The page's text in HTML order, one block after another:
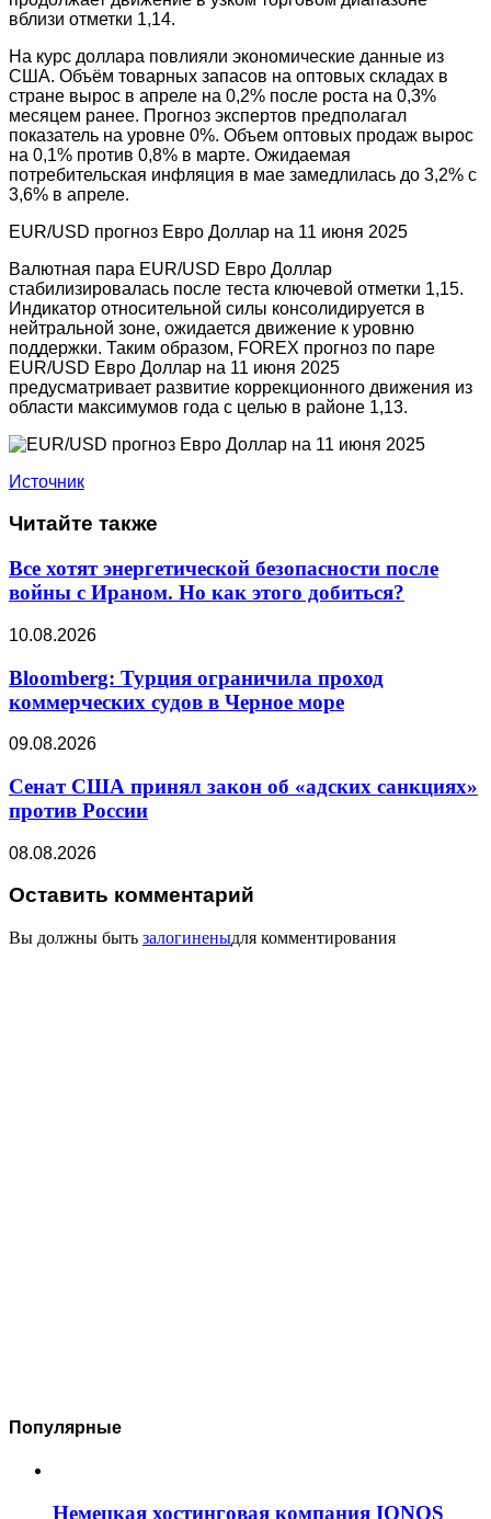
вблизи отметки 1,14.
На курс доллара повлияли экономические данные из
США. Объём товарных запасов на оптовых складах в
стране вырос в апреле на 0,2% после роста на 0,3%
месяцем ранее. Прогноз экспертов предполагал
показатель на уровне 0%. Объем оптовых продаж вырос
на 0,1% против 0,8% в марте. Ожидаемая
потребительская инфляция в мае замедлилась до 3,2% с
3,6% в апреле.
EUR/USD прогноз Евро Доллар на 11 июня 2025
Валютная пара EUR/USD Евро Доллар
стабилизировалась после теста ключевой отметки 1,15.
Индикатор относительной силы консолидируется в
нейтральной зоне, ожидается движение к уровню
поддержки. Таким образом, FOREX прогноз по паре
EUR/USD Евро Доллар на 11 июня 2025
предусматривает развитие коррекционного движения из
области максимумов года с целью в районе 1,13.
Источник
Читайте также
Все хотят энергетической безопасности после
войны с Ираном. Но как этого добиться?
10.08.2026
Bloomberg: Турция ограничила проход
коммерческих судов в Черное море
09.08.2026
Сенат США принял закон об «адских санкциях»
против России
08.08.2026
Оставить комментарий
Вы должны быть залогиненыдля комментирования
Популярные
Немецкая хостинговая компания IONOS